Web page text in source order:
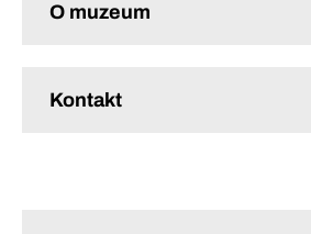
O muzeum
Kontakt